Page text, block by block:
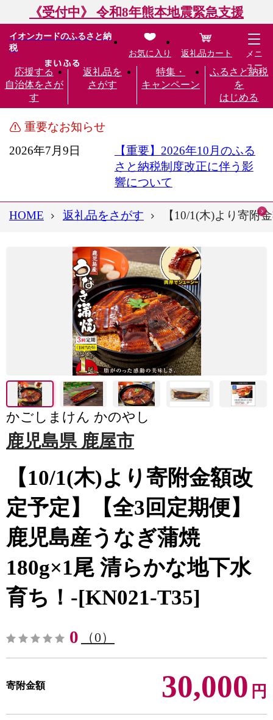
《受付中》 令和8年熊本地震緊急支援
イオンカードのふるさと納
税
応援する
自治体をさが
す
返礼品を
さがす
特集・
キャンペーン
ふるさと納税
を
はじめる
お気に入り 返礼品カート
メニ
ュー
重要なお知らせ
2026年7月9日
【重要】2026年10月のふる
さと納税制度改正に伴う影
響について
HOME 返礼品をさがす 【10/1(木)より寄附
かごしまけん かのやし
鹿児島県 鹿屋市
【10/1(木)より寄附金額改
定予定】【全3回定期便】
鹿児島産うなぎ蒲焼
180g×1尾 清らかな地下水
育ち！-[KN021-T35]
0 （0）
寄附金額 30,000 円